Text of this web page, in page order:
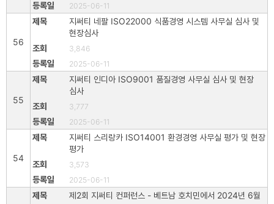
2025-06-11
56
지써티 네팔 ISO22000 식품경영 시스템 사무실 심사 및
현장심사
3,846
2025-06-11
55
지써티 인디아 ISO9001 품질경영 사무실 심사 및 현장
심사
3,777
2025-06-11
54
지써티 스리랑카 ISO14001 환경경영 사무실 평가 및 현장
평가
3,573
2025-06-11
제2회 지써티 컨퍼런스 - 베트남 호치민에서 2024년 6월